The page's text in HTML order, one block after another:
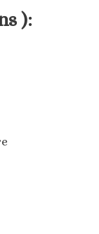
):